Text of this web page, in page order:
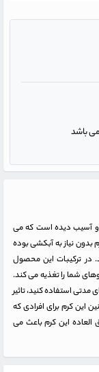
باشد
و آسیب دیده است که می
بدون نیاز به آبکشی بوده
در ترکیبات این محصول
شما را تغذیه می کند.
استفاده کنید، تاثیر
این کرم برای افرادی که
العاده این کرم باعث می